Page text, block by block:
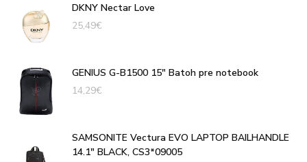
DKNY Nectar Love
25,49€
GENIUS G-B1500 15" Batoh pre notebook
14,29€
SAMSONITE Vectura EVO LAPTOP BAILHANDLE
14.1" BLACK, CS3*09005